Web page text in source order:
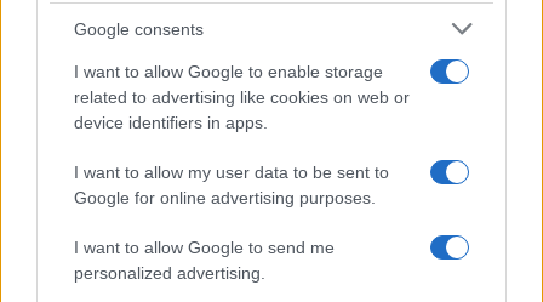
Google consents
I want to allow Google to enable storage
related to advertising like cookies on web or
device identifiers in apps.
I want to allow my user data to be sent to
Google for online advertising purposes.
I want to allow Google to send me
personalized advertising.